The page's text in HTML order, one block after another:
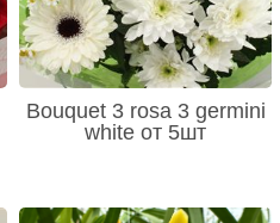
Bouquet 3 rosa 3 germini
white от 5шт